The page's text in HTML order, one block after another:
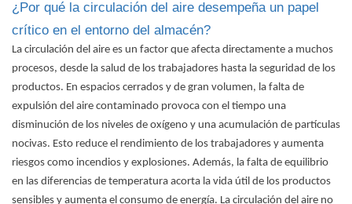
¿Por qué la circulación del aire desempeña un papel
crítico en el entorno del almacén?
La circulación del aire es un factor que afecta directamente a muchos
procesos, desde la salud de los trabajadores hasta la seguridad de los
productos. En espacios cerrados y de gran volumen, la falta de
expulsión del aire contaminado provoca con el tiempo una
disminución de los niveles de oxígeno y una acumulación de partículas
nocivas. Esto reduce el rendimiento de los trabajadores y aumenta
riesgos como incendios y explosiones. Además, la falta de equilibrio
en las diferencias de temperatura acorta la vida útil de los productos
sensibles y aumenta el consumo de energía. La circulación del aire no